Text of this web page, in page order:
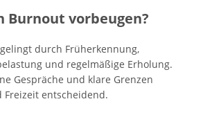
Burnout vorbeugen?
durch Früherkennung,
und regelmäßige Erholung.
Gespräche und klare Grenzen
entscheidend.